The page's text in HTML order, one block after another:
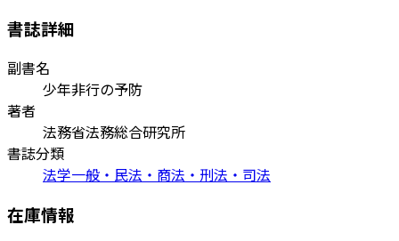
書誌詳細
副書名
少年非行の予防
著者
法務省法務総合研究所
書誌分類
法学一般・民法・商法・刑法・司法
在庫情報